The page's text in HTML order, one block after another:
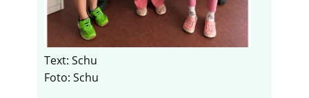
Text: Schu
Foto: Schu